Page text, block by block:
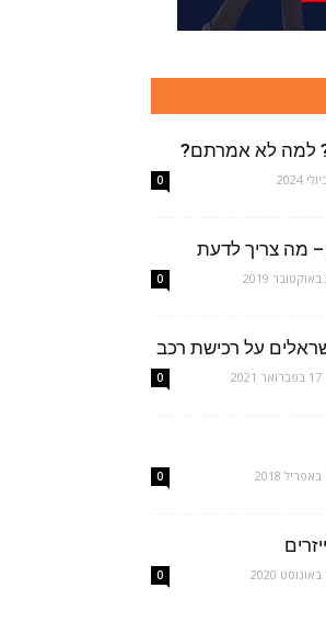
למה לא אמרתם?
0
– מה צריך לדעת
0
על רכישת רכב
17 בפברואר 2021 0
0
0